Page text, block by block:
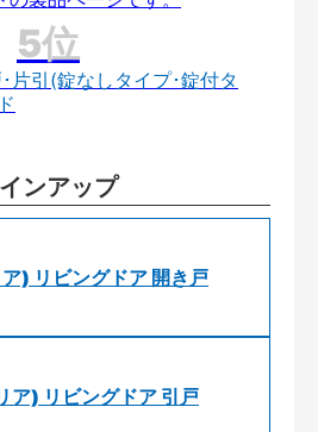
片引(錠なしタイプ･錠付タ
ンアップ
) リビングドア 開き戸
) リビングドア 引戸